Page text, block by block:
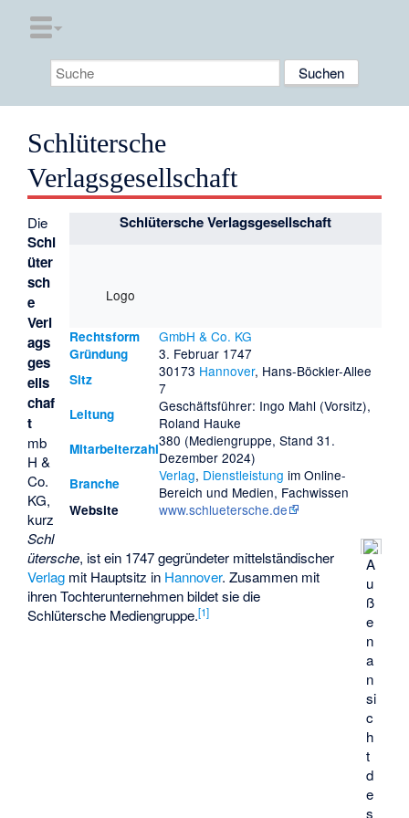
Schlütersche
Verlagsgesellschaft
Schlütersche Verlagsgesellschaft
Logo
Rechtsform GmbH & Co. KG
Gründung 3. Februar 1747
Sitz 30173 Hannover, Hans-Böckler-Allee
7
Leitung
Geschäftsführer: Ingo Mahl (Vorsitz),
Roland Hauke
Mitarbeiterzahl380 (Mediengruppe, Stand 31.
Dezember 2024)
Branche Verlag, Dienstleistung im Online-
Bereich und Medien, Fachwissen
Website www.schluetersche.de
A
u
ß
e
n
a
n
si
c
h
t
d
e
s
Die
Schl
üter
sch
e
Verl
ags
ges
ells
chaf
t
mb
H &
Co.
KG,
kurz
Schl
ütersche, ist ein 1747 gegründeter mittelständischer
Verlag mit Hauptsitz in Hannover. Zusammen mit
ihren Tochterunternehmen bildet sie die
Schlütersche Mediengruppe.[1]